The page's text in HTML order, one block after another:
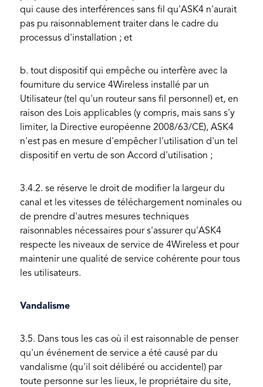
qui cause des interférences sans fil qu'ASK4 n'aurait
pas pu raisonnablement traiter dans le cadre du
processus d'installation ; et
b. tout dispositif qui empêche ou interfère avec la
fourniture du service 4Wireless installé par un
Utilisateur (tel qu'un routeur sans fil personnel) et, en
raison des Lois applicables (y compris, mais sans s'y
limiter, la Directive européenne 2008/63/CE), ASK4
n'est pas en mesure d'empêcher l'utilisation d'un tel
dispositif en vertu de son Accord d'utilisation ;
3.4.2. se réserve le droit de modifier la largeur du
canal et les vitesses de téléchargement nominales ou
de prendre d'autres mesures techniques
raisonnables nécessaires pour s'assurer qu'ASK4
respecte les niveaux de service de 4Wireless et pour
maintenir une qualité de service cohérente pour tous
les utilisateurs.
Vandalisme
3.5. Dans tous les cas où il est raisonnable de penser
qu'un événement de service a été causé par du
vandalisme (qu'il soit délibéré ou accidentel) par
toute personne sur les lieux, le propriétaire du site,